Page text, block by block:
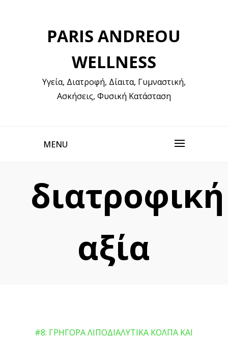
PARIS ANDREOU
WELLNESS
Υγεία, Διατροφή, Δίαιτα, Γυμναστική,
Ασκήσεις, Φυσική Κατάσταση
MENU
διατροφική
αξία
#8: ΓΡΗΓΟΡΑ ΛΙΠΟΔΙΑΛΥΤΙΚΑ ΚΟΛΠΑ ΚΑΙ